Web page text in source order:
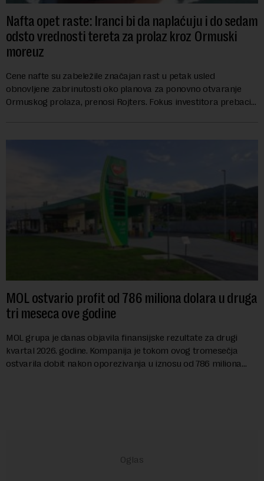
Nafta opet raste: Iranci bi da naplaćuju i do sedam
odsto vrednosti tereta za prolaz kroz Ormuski
moreuz
Cene nafte su zabeležile značajan rast u petak usled
obnovljene zabrinutosti oko planova za ponovno otvaranje
Ormuskog prolaza, prenosi Rojters. Fokus investitora prebacio
MOL ostvario profit od 786 miliona dolara u druga
tri meseca ove godine
MOL grupa je danas objavila finansijske rezultate za drugi
kvartal 2026. godine. Kompanija je tokom ovog tromesečja
ostvarila dobit nakon oporezivanja u iznosu od 786 miliona